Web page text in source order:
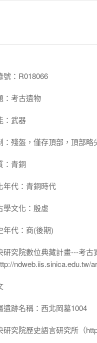
號：R018066
：考古遺物
：武器
：殘盔，僅存頂部，頂部略
：青銅
年代：青銅時代
學文化：殷虛
年代：商(後期)
研究院數位典藏計畫---考古
遺跡名稱：西北岡墓1004
研究院歷史語言研究所（